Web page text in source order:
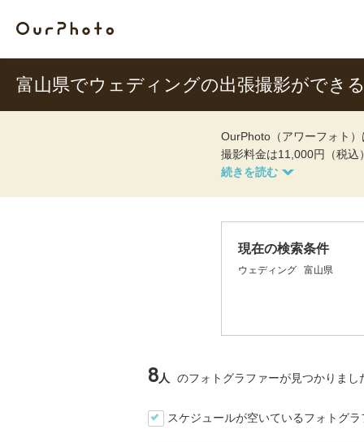
富山県でウェディングの出張撮影ができ
OurPhoto（アワーフォト
撮影料金は11,000円（税込
現在の検索条件
ウェディング 富山県
8人 のフォトグラファーが見つかりまし
スケジュールが空いているフォトグ